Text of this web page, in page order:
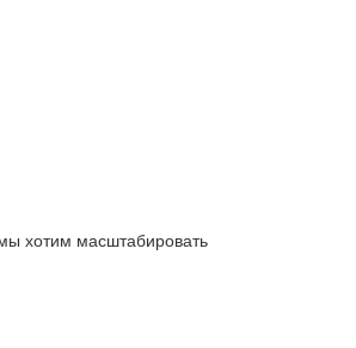
хотим масштабировать